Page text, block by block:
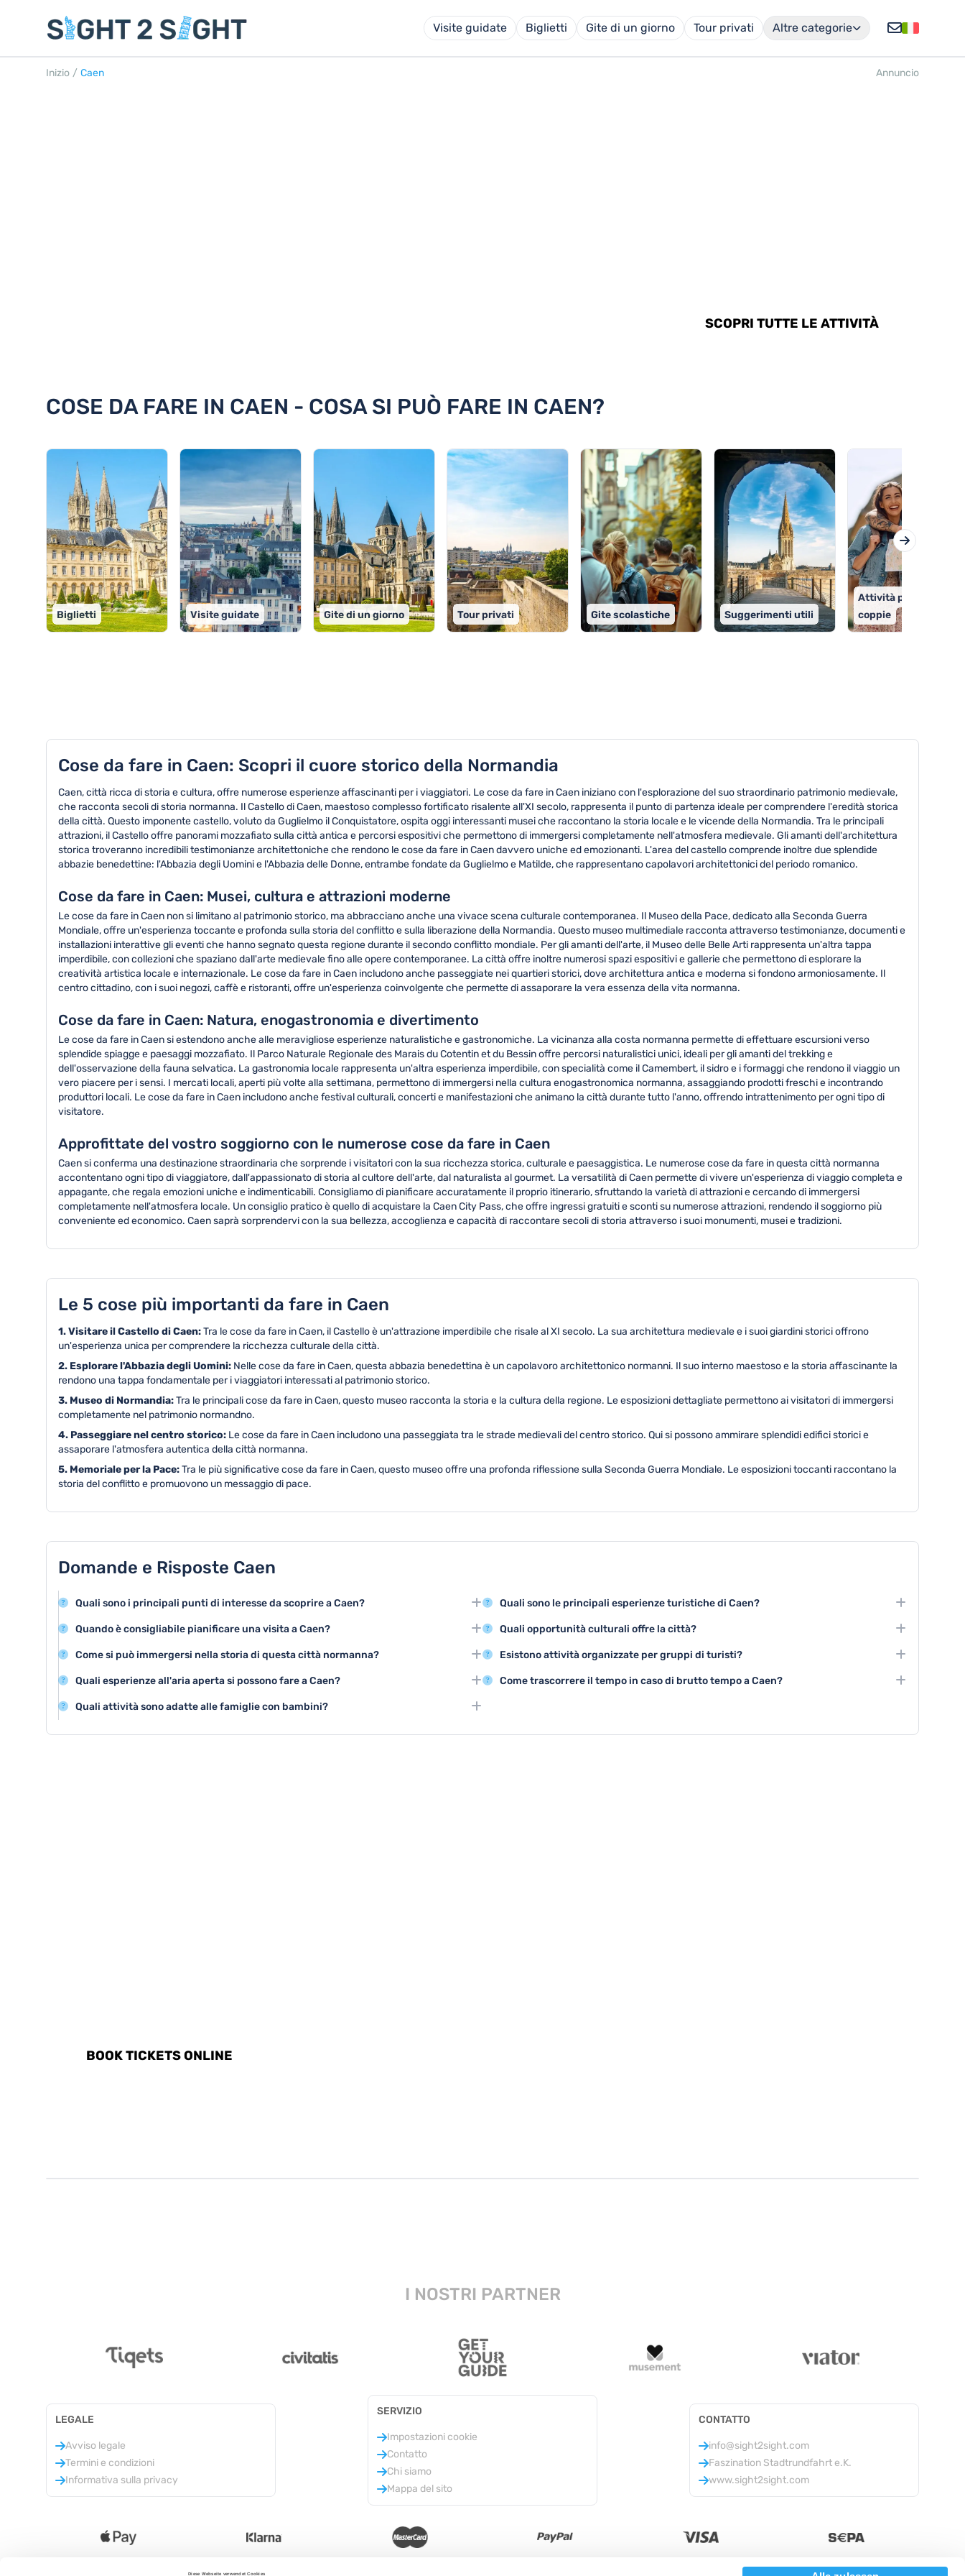
Diese Webseite verwendet Cookies
Visite guidate Biglietti Gite di un giorno Tour privati Altre categorie
Inizio / Caen Annuncio
SCOPRI TUTTE LE ATTIVITÀ
COSE DA FARE IN CAEN - COSA SI PUÒ FARE IN CAEN?
Biglietti Visite guidate Gite di un giorno Tour privati Gite scolastiche Suggerimenti utili
Attività per le
coppie
Cose da fare in Caen: Scopri il cuore storico della Normandia
Caen, città ricca di storia e cultura, offre numerose esperienze affascinanti per i viaggiatori. Le cose da fare in Caen iniziano con l'esplorazione del suo straordinario patrimonio medievale,
che racconta secoli di storia normanna. Il Castello di Caen, maestoso complesso fortificato risalente all'XI secolo, rappresenta il punto di partenza ideale per comprendere l'eredità storica
della città. Questo imponente castello, voluto da Guglielmo il Conquistatore, ospita oggi interessanti musei che raccontano la storia locale e le vicende della Normandia. Tra le principali
attrazioni, il Castello offre panorami mozzafiato sulla città antica e percorsi espositivi che permettono di immergersi completamente nell'atmosfera medievale. Gli amanti dell'architettura
storica troveranno incredibili testimonianze architettoniche che rendono le cose da fare in Caen davvero uniche ed emozionanti. L'area del castello comprende inoltre due splendide
abbazie benedettine: l'Abbazia degli Uomini e l'Abbazia delle Donne, entrambe fondate da Guglielmo e Matilde, che rappresentano capolavori architettonici del periodo romanico.
Cose da fare in Caen: Musei, cultura e attrazioni moderne
Le cose da fare in Caen non si limitano al patrimonio storico, ma abbracciano anche una vivace scena culturale contemporanea. Il Museo della Pace, dedicato alla Seconda Guerra
Mondiale, offre un'esperienza toccante e profonda sulla storia del conflitto e sulla liberazione della Normandia. Questo museo multimediale racconta attraverso testimonianze, documenti e
installazioni interattive gli eventi che hanno segnato questa regione durante il secondo conflitto mondiale. Per gli amanti dell'arte, il Museo delle Belle Arti rappresenta un'altra tappa
imperdibile, con collezioni che spaziano dall'arte medievale fino alle opere contemporanee. La città offre inoltre numerosi spazi espositivi e gallerie che permettono di esplorare la
creatività artistica locale e internazionale. Le cose da fare in Caen includono anche passeggiate nei quartieri storici, dove architettura antica e moderna si fondono armoniosamente. Il
centro cittadino, con i suoi negozi, caffè e ristoranti, offre un'esperienza coinvolgente che permette di assaporare la vera essenza della vita normanna.
Cose da fare in Caen: Natura, enogastronomia e divertimento
Le cose da fare in Caen si estendono anche alle meravigliose esperienze naturalistiche e gastronomiche. La vicinanza alla costa normanna permette di effettuare escursioni verso
splendide spiagge e paesaggi mozzafiato. Il Parco Naturale Regionale des Marais du Cotentin et du Bessin offre percorsi naturalistici unici, ideali per gli amanti del trekking e
dell'osservazione della fauna selvatica. La gastronomia locale rappresenta un'altra esperienza imperdibile, con specialità come il Camembert, il sidro e i formaggi che rendono il viaggio un
vero piacere per i sensi. I mercati locali, aperti più volte alla settimana, permettono di immergersi nella cultura enogastronomica normanna, assaggiando prodotti freschi e incontrando
produttori locali. Le cose da fare in Caen includono anche festival culturali, concerti e manifestazioni che animano la città durante tutto l'anno, offrendo intrattenimento per ogni tipo di
visitatore.
Approfittate del vostro soggiorno con le numerose cose da fare in Caen
Caen si conferma una destinazione straordinaria che sorprende i visitatori con la sua ricchezza storica, culturale e paesaggistica. Le numerose cose da fare in questa città normanna
accontentano ogni tipo di viaggiatore, dall'appassionato di storia al cultore dell'arte, dal naturalista al gourmet. La versatilità di Caen permette di vivere un'esperienza di viaggio completa e
appagante, che regala emozioni uniche e indimenticabili. Consigliamo di pianificare accuratamente il proprio itinerario, sfruttando la varietà di attrazioni e cercando di immergersi
completamente nell'atmosfera locale. Un consiglio pratico è quello di acquistare la Caen City Pass, che offre ingressi gratuiti e sconti su numerose attrazioni, rendendo il soggiorno più
conveniente ed economico. Caen saprà sorprendervi con la sua bellezza, accoglienza e capacità di raccontare secoli di storia attraverso i suoi monumenti, musei e tradizioni.
Le 5 cose più importanti da fare in Caen
1. Visitare il Castello di Caen:Tra le cose da fare in Caen, il Castello è un'attrazione imperdibile che risale al XI secolo. La sua architettura medievale e i suoi giardini storici offrono
un'esperienza unica per comprendere la ricchezza culturale della città.
2. Esplorare l'Abbazia degli Uomini: Nelle cose da fare in Caen, questa abbazia benedettina è un capolavoro architettonico normanni. Il suo interno maestoso e la storia affascinante la
rendono una tappa fondamentale per i viaggiatori interessati al patrimonio storico.
3. Museo di Normandia:Tra le principali cose da fare in Caen, questo museo racconta la storia e la cultura della regione. Le esposizioni dettagliate permettono ai visitatori di immergersi
completamente nel patrimonio normandno.
4. Passeggiare nel centro storico: Le cose da fare in Caen includono una passeggiata tra le strade medievali del centro storico. Qui si possono ammirare splendidi edifici storici e
assaporare l'atmosfera autentica della città normanna.
5. Memoriale per la Pace:Tra le più significative cose da fare in Caen, questo museo offre una profonda riflessione sulla Seconda Guerra Mondiale. Le esposizioni toccanti raccontano la
storia del conflitto e promuovono un messaggio di pace.
Domande e Risposte Caen
Quali sono i principali punti di interesse da scoprire a Caen?
Caen offre attrazioni storiche come il Castello ducale, l'Abbazia degli Uomini e l'Abbazia
delle Donne, che rappresentano importanti testimonianze architettoniche medievali.
Quando è consigliabile pianificare una visita a Caen?
La primavera e l'estate sono le stagioni migliori per visitare Caen, con temperature miti
e numerosi eventi culturali all'aperto.
Come si può immergersi nella storia di questa città normanna?
Visitando i musei storici come il Museo di Normandia e il Memoriale per la Pace, che
raccontano la ricca storia della città e degli eventi della Seconda Guerra Mondiale.
Quali esperienze all'aria aperta si possono fare a Caen?
Si possono esplorare i giardini pubblici, fare passeggiate lungo il canale e visitare i
numerosi parchi cittadini come il Parco Colbert.
Quali attività sono adatte alle famiglie con bambini?
Quali sono le principali esperienze turistiche di Caen?
Visitare il Castello ducale, esplorare il centro storico e partecipare a tour guidati sui siti
storici della Seconda Guerra Mondiale.
Quali opportunità culturali offre la città?
Caen propone numerosi musei, gallerie d'arte, teatri e festival culturali durante tutto
Esistono attività organizzate per gruppi di turisti?
Sono disponibili tour guidati del centro storico, escursioni tematiche sulla storia
normanna e visite ai siti commemorativi della Seconda Guerra Mondiale.
Come trascorrere il tempo in caso di brutto tempo a Caen?
BOOK TICKETS ONLINE
I NOSTRI PARTNER
LEGALE
Avviso legale
Termini e condizioni
Informativa sulla privacy
SERVIZIO
Impostazioni cookie
Contatto
Chi siamo
Mappa del sito
CONTATTO
info@sight2sight.com
Faszination Stadtrundfahrt e.K.
www.sight2sight.com